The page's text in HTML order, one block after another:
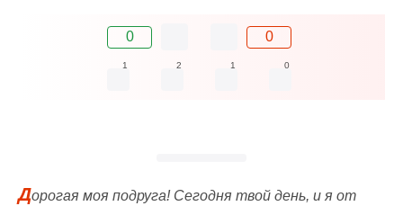
0 0
1 2 1 0
Дорогая моя подруга! Сегодня твой день, и я от